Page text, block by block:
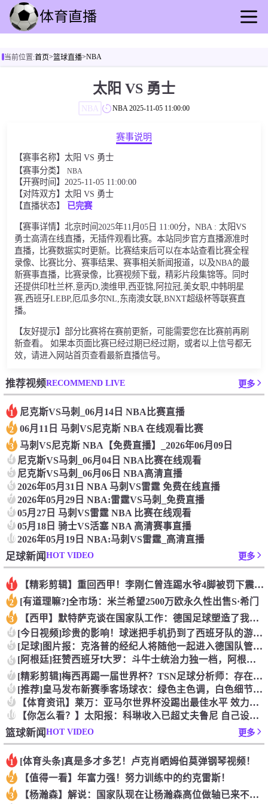
足球直播
篮球新闻
其他转播
当前位置:首页>篮球直播>NBA
太阳 VS 勇士
NBA NBA 2025-11-05 11:00:00
赛事说明
【赛事名称】太阳 VS 勇士
【赛事分类】 NBA
【开赛时间】2025-11-05 11:00:00
【对阵双方】太阳 VS 勇士
【直播状态】
已完赛
【赛事详情】北京时间2025年11月05日 11:00分，NBA : 太阳VS
勇士高清在线直播，无插件观看比赛。本站同步官方直播源准时
直播，比赛数据实时更新。比赛结束后可以在本站查看比赛全程
录像、比赛比分、赛事结果、赛事相关新闻报道，以及NBA的最
新赛事直播，比赛录像，比赛视频下载，精彩片段集锦等。同时
还提供印杜兰杯,意丙D,澳维甲,西亚锦,阿拉冠,美女职,中韩明星
赛,西班牙LEBP,厄瓜多尔NL,东南澳女联,BNXT超级杯等联赛直
播。
【友好提示】部分比赛将在赛前更新，可能需要您在比赛前再刷
新查看。 如果本页面比赛已经过期已经过期，或者以上信号都无
效，请进入网站首页查看最新直播信号。
推荐视频RECOMMEND LIVE 更多
1 尼克斯VS马刺_06月14日 NBA比赛直播
2 06月11日 马刺VS尼克斯 NBA 在线观看比赛
3 马刺VS尼克斯 NBA【免费直播】_2026年06月09日
4 尼克斯VS马刺_06月04日 NBA比赛在线观看
5 尼克斯VS马刺_06月06日 NBA高清直播
6 2026年05月31日 NBA 马刺VS雷霆 免费在线直播
7 2026年05月29日 NBA:雷霆VS马刺_免费直播
8 05月27日 马刺VS雷霆 NBA 比赛在线观看
9 05月18日 骑士VS活塞 NBA 高清赛事直播
102026年05月19日 NBA:马刺VS雷霆_高清直播
足球新闻HOT VIDEO 更多
1 【精彩剪辑】重回西甲！李刚仁曾连踢水爷4脚被罚下震惊足坛
2 [有道理嘛?]全市场：米兰希望2500万欧永久性出售S·希门
3 【西甲】默特萨克谈在国家队工作：德国足球塑造了我的人生，感谢
4 [今日视频]珍贵的影响！球迷把手机扔到了西班牙队的游行大巴上
5 [足球]图片报：克洛普的经纪人将随他一起进入德国队管理团队
6 [阿根廷]狂赞西班牙❗大罗：斗牛士统治力独一档，阿根廷有梅西
7 [精彩剪辑]梅西再踢一届世界杯？TSN足球分析师：存在可能性
8 [推荐]皇马发布新赛季客场球衣：绿色主色调，白色细节+经典肩
9 【体育资讯】莱万：亚马尔世界杯没踢出最佳水平 效力过巴萨后就
10 【你怎么看？】太阳报：科琳收入已超丈夫鲁尼 自己设计服装8岁
篮球新闻HOT VIDEO 更多
1 [体育头条]真是多才多艺！卢克肖晒姆伯莫弹钢琴视频！
2 【值得一看】年富力强！努力训练中的约克雷斯！
3 【杨瀚森】解说：国家队现在让杨瀚森高位做轴已来不及了 多打打